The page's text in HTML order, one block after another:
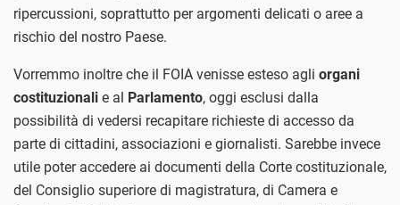
ripercussioni, soprattutto per argomenti delicati o aree a
rischio del nostro Paese.
Vorremmo inoltre che il FOIA venisse esteso agli organi
costituzionali e al Parlamento, oggi esclusi dalla
possibilità di vedersi recapitare richieste di accesso da
parte di cittadini, associazioni e giornalisti. Sarebbe invece
utile poter accedere ai documenti della Corte costituzionale,
del Consiglio superiore di magistratura, di Camera e